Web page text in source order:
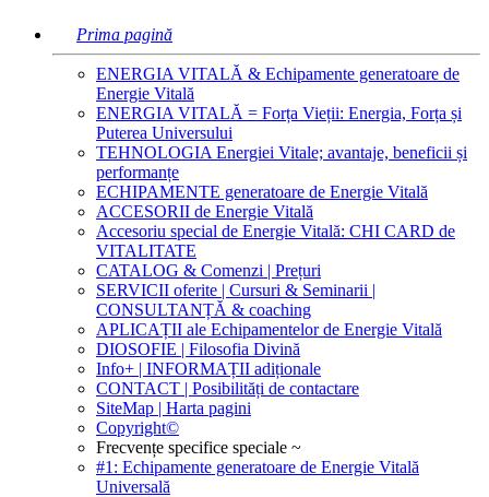
Prima pagină
ENERGIA VITALĂ & Echipamente generatoare de
Energie Vitală
ENERGIA VITALĂ = Forța Vieții: Energia, Forța și
Puterea Universului
TEHNOLOGIA Energiei Vitale; avantaje, beneficii și
performanțe
ECHIPAMENTE generatoare de Energie Vitală
ACCESORII de Energie Vitală
Accesoriu special de Energie Vitală: CHI CARD de
VITALITATE
CATALOG & Comenzi | Prețuri
SERVICII oferite | Cursuri & Seminarii |
CONSULTANȚĂ & coaching
APLICAȚII ale Echipamentelor de Energie Vitală
DIOSOFIE | Filosofia Divină
Info+ | INFORMAȚII adiționale
CONTACT | Posibilități de contactare
SiteMap | Harta pagini
Copyright©
Frecvențe specifice speciale ~
#1: Echipamente generatoare de Energie Vitală
Universală